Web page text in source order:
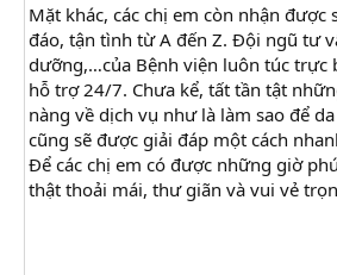
Mặt khác, các chị em còn nhận được
đáo, tận tình từ A đến Z. Đội ngũ tư
dưỡng,…của Bệnh viện luôn túc trực
hỗ trợ 24/7. Chưa kể, tất tần tật
nàng về dịch vụ như là làm sao để
cũng sẽ được giải đáp một cách
Để các chị em có được những giờ
thật thoải mái, thư giãn và vui vẻ